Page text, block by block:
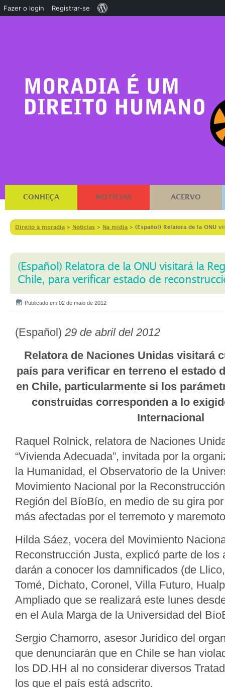
CONHEÇA NOTÍCIAS ACERVO
Direito à moradia > Notícias > Na mídia > (Español) Relatora de la ONU
(Español) Relatora de la ONU visitará la
Chile, para verificar estado de
Publicado em 02 de maio de 2012
(Español) 29 de abril del 2012
Relatora de Naciones Unidas visitará
país para verificar en terreno el estado
en Chile, particularmente si los
construídas corresponden a lo
Internacional
Raquel Rolnick, relatora de Naciones
“Vivienda Adecuada”, invitada por la
la Humanidad, el Observatorio de la
Movimiento Nacional por la
Región del BíoBío, en medio de su gira
más afectadas por el terremoto y
Hilda Sáez, vocera del Movimiento
Reconstrucción Justa, explicó parte de los
darán a conocer los damnificados (de
Tomé, Dichato, Coronel, Villa Futuro,
Ampliado que se realizará este lunes
en el Aula Marga de la Universidad del
Sergio Chamorro, asesor Jurídico del
que denunciarán que en Chile se han
los DD.HH al no considerar diversos
los que el país está adscrito.
Fazer o login Registrar-se